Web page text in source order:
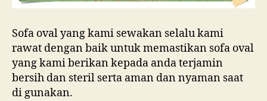
Sofa oval yang kami sewakan selalu kami
rawat dengan baik untuk memastikan sofa oval
yang kami berikan kepada anda terjamin
bersih dan steril serta aman dan nyaman saat
di gunakan.